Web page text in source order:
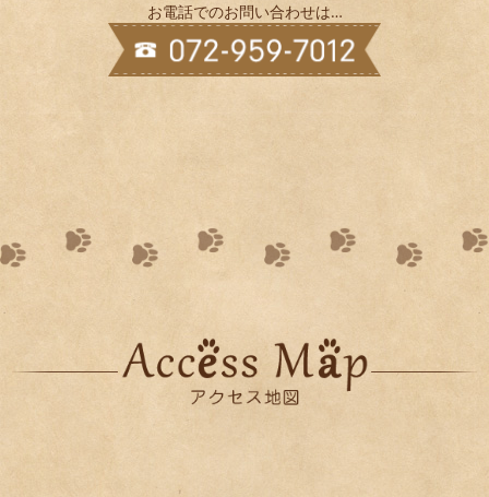
お電話でのお問い合わせは…